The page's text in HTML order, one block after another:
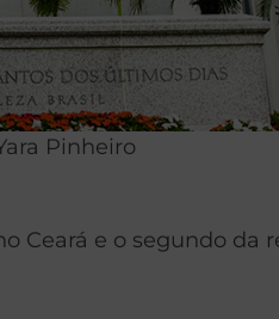
Pinheiro
Ceará e o segundo da